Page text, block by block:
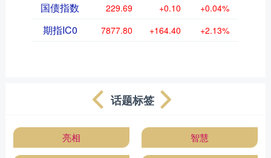
国债指数 229.69 +0.10 +0.04%
期指IC0 7877.80 +164.40 +2.13%
话题标签
亮相 智慧